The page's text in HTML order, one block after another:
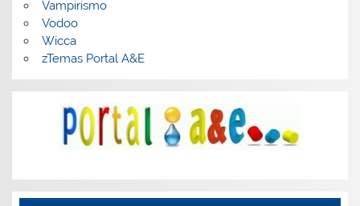
Vampirismo
Vodoo
Wicca
zTemas Portal A&E